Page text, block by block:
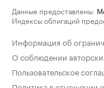
Данные предоставлены:
Индексы облигаций
Информация об
О соблюдении
Пользовательское